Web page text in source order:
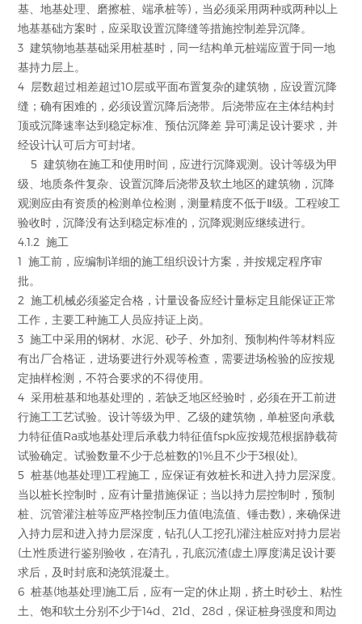
基、地基处理、磨擦桩、端承桩等)，当必须采用两种或两种以上
地基基础方案时，应采取设置沉降缝等措施控制差异沉降。
3 建筑物地基基础采用桩基时，同一结构单元桩端应置于同一地
基持力层上。
4 层数超过相差超过10层或平面布置复杂的建筑物，应设置沉降
缝；确有困难的，必须设置沉降后浇带。后浇带应在主体结构封
顶或沉降速率达到稳定标准、预估沉降差 异可满足设计要求，并
经设计认可后方可封堵。
5 建筑物在施工和使用时间，应进行沉降观测。设计等级为甲
级、地质条件复杂、设置沉降后浇带及软土地区的建筑物，沉降
观测应由有资质的检测单位检测，测量精度不低于Ⅱ级。工程竣工
验收时，沉降没有达到稳定标准的，沉降观测应继续进行。
4.1.2 施工
1 施工前，应编制详细的施工组织设计方案，并按规定程序审
批。
2 施工机械必须鉴定合格，计量设备应经计量标定且能保证正常
工作，主要工种施工人员应持证上岗。
3 施工中采用的钢材、水泥、砂子、外加剂、预制构件等材料应
有出厂合格证，进场要进行外观等检查，需要进场检验的应按规
定抽样检测，不符合要求的不得使用。
4 采用桩基和地基处理的，若缺乏地区经验时，必须在开工前进
行施工工艺试验。设计等级为甲、乙级的建筑物，单桩竖向承载
力特征值Ra或地基处理后承载力特征值fspk应按规范根据静载荷
试验确定。试验数量不少于总桩数的1%且不少于3根(处)。
5 桩基(地基处理)工程施工，应保证有效桩长和进入持力层深度。
当以桩长控制时，应有计量措施保证；当以持力层控制时，预制
桩、沉管灌注桩等应严格控制压力值(电流值、锤击数)，来确保进
入持力层和进入持力层深度，钻孔(人工挖孔)灌注桩应对持力层岩
(土)性质进行鉴别验收，在清孔，孔底沉渣(虚土)厚度满足设计要
求后，及时封底和浇筑混凝土。
6 桩基(地基处理)施工后，应有一定的休止期，挤土时砂土、粘性
土、饱和软土分别不少于14d、21d、28d，保证桩身强度和周边